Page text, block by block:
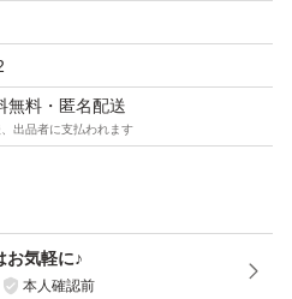
2枚目をご覧ください。
）での発送です。厚さがギリ
配ビニール袋と封筒での安心
子出品しております。
無料・匿名配送
出品者に支払われます
お気軽に♪
本人確認前